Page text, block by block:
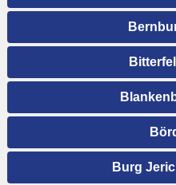
Burg